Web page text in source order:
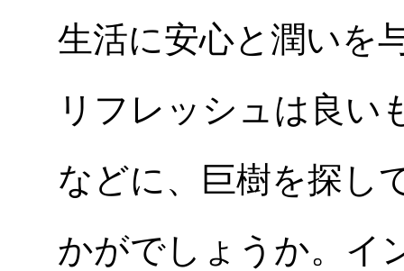
生活に安心と潤いを
リフレッシュは良い
などに、巨樹を探し
かがでしょうか。イ